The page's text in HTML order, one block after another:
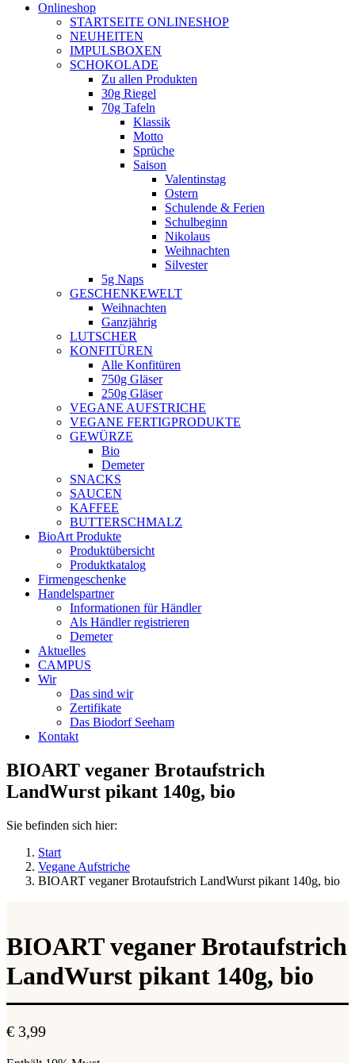
Onlineshop
STARTSEITE ONLINESHOP
NEUHEITEN
IMPULSBOXEN
SCHOKOLADE
Zu allen Produkten
30g Riegel
70g Tafeln
Klassik
Motto
Sprüche
Saison
Valentinstag
Ostern
Schulende & Ferien
Schulbeginn
Nikolaus
Weihnachten
Silvester
5g Naps
GESCHENKEWELT
Weihnachten
Ganzjährig
LUTSCHER
KONFITÜREN
Alle Konfitüren
750g Gläser
250g Gläser
VEGANE AUFSTRICHE
VEGANE FERTIGPRODUKTE
GEWÜRZE
Bio
Demeter
SNACKS
SAUCEN
KAFFEE
BUTTERSCHMALZ
BioArt Produkte
Produktübersicht
Produktkatalog
Firmengeschenke
Handelspartner
Informationen für Händler
Als Händler registrieren
Demeter
Aktuelles
CAMPUS
Wir
Das sind wir
Zertifikate
Das Biodorf Seeham
Kontakt
BIOART veganer Brotaufstrich
LandWurst pikant 140g, bio
Sie befinden sich hier:
Start
Vegane Aufstriche
BIOART veganer Brotaufstrich LandWurst pikant 140g, bio
BIOART veganer Brotaufstrich
LandWurst pikant 140g, bio
€ 3,99